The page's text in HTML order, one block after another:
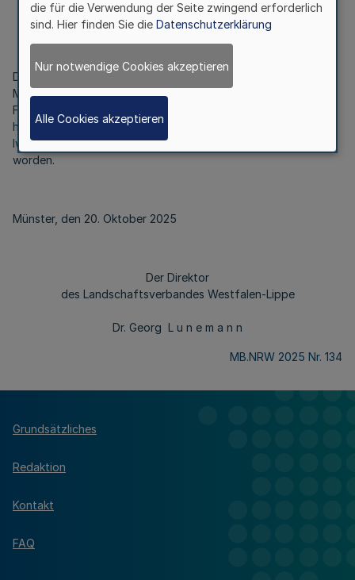
Vom 20. Oktober 2025
Die Nachfolge für das am 7. Oktober 2025 ausgeschiedene
Mitglied der 15. Landschaftsversammlung Westfalen-Lippe,
Frau Sarah Lentz
https://www2.lwl.org/de/LWL/portal/der-lwl-im-ueberblick/der-
lwl-zahlen/bekanntmachungen/
worden.
Münster, den 20. Oktober 2025
Der Direktor
des Landschaftsverbandes Westfalen-Lippe
Dr. Georg L u n e m a n n
MB.NRW 2025 Nr. 134
Grundsätzliches
Redaktion
Kontakt
FAQ
die für die Verwendung der Seite zwingend erforderlich
sind. Hier finden Sie die Datenschutzerklärung
Nur notwendige Cookies akzeptieren
Alle Cookies akzeptieren